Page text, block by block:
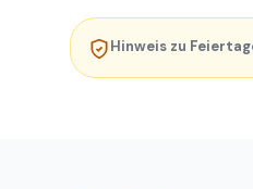
Hinweis zu